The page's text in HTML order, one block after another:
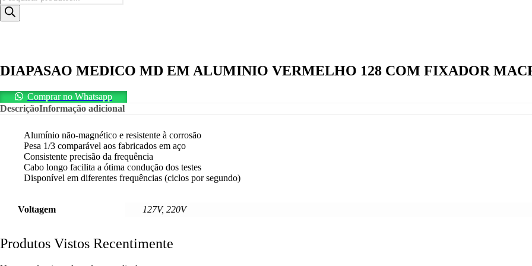
produtos
DIAPASAO MEDICO MD EM ALUMINIO VERMELHO 128 COM FIXADOR
Comprar no Whatsapp
DescriçãoInformação adicional
Alumínio não-magnético e resistente à corrosão
Pesa 1/3 comparável aos fabricados em aço
Consistente precisão da frequência
Cabo longo facilita a ótima condução dos testes
Disponível em diferentes frequências (ciclos por segundo)
Voltagem 127V, 220V
Produtos Vistos Recentimente